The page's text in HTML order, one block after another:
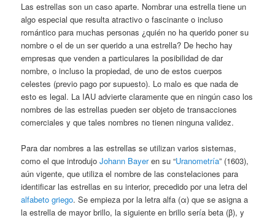
Las estrellas son un caso aparte. Nombrar una estrella tiene un
algo especial que resulta atractivo o fascinante o incluso
romántico para muchas personas ¿quién no ha querido poner su
nombre o el de un ser querido a una estrella? De hecho hay
empresas que venden a particulares la posibilidad de dar
nombre, o incluso la propiedad, de uno de estos cuerpos
celestes (previo pago por supuesto). Lo malo es que nada de
esto es legal. La IAU advierte claramente que en ningún caso los
nombres de las estrellas pueden ser objeto de transacciones
comerciales y que tales nombres no tienen ninguna validez.
Para dar nombres a las estrellas se utilizan varios sistemas,
como el que introdujoJohann Bayeren su “Uranometría” (1603),
aún vigente, que utiliza el nombre de las constelaciones para
identificar las estrellas en su interior, precedido por una letra del
alfabeto griego. Se empieza por la letra alfa (α) que se asigna a
la estrella de mayor brillo, la siguiente en brillo sería beta (β), y